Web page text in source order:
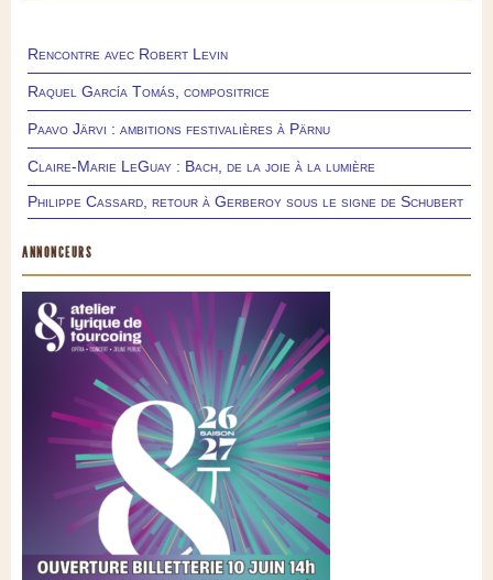
Rencontre avec Robert Levin
Raquel García Tomás, compositrice
Paavo Järvi : ambitions festivalières à Pärnu
Claire-Marie LeGuay : Bach, de la joie à la lumière
Philippe Cassard, retour à Gerberoy sous le signe de Schubert
ANNONCEURS